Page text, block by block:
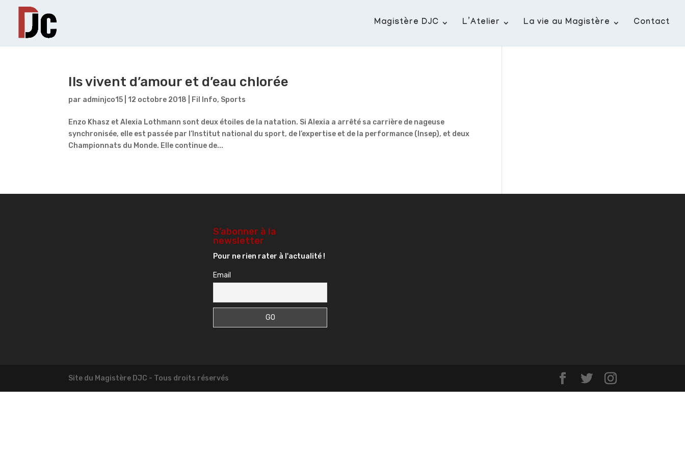
Magistère DJC L’Atelier La vie au Magistère Contact
Ils vivent d’amour et d’eau chlorée
par adminjco15 12 octobre 2018 Fil Info, Sports
Enzo Khasz et Alexia Lothmann sont deux étoiles de la natation. Si Alexia a arrêté sa carrière de nageuse
synchronisée, elle est passée par l’Institut national du sport, de l’expertise et de la performance (Insep), et deux
Championnats du Monde. Elle continue de...
S’abonner à la
newsletter
Pour ne rien rater à l'actualité !
Email
Site du Magistère DJC - Tous droits réservés